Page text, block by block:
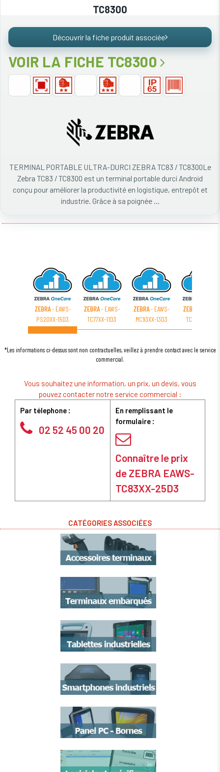
TC8300
Découvrir la fiche produit associée
VOIR LA FICHE TC8300
TERMINAL PORTABLE ULTRA-DURCI ZEBRA TC83 / TC8300Le
Zebra TC83 / TC8300 est un terminal portable durci Android
conçu pour améliorer la productivité en logistique, entrepôt et
industrie. Grâce à sa poignée ...
ZEBRA- EAWS-
PS20XX-15D3
ZEBRA- EAWS-
TC77XX-11D3
ZEBRA- EAWS-
MC93XX-13D3
ZEBRA
TC57XX-11D3
*Les informations ci-dessus sont non contractuelles, veillez à prendre contact avec le service
commercial.
Vous souhaitez une information, un prix, un devis, vous
pouvez contacter notre service commercial :
Par télephone :
02 52 45 00 20
En remplissant le
formulaire :
Connaître le prix
de ZEBRA EAWS-
TC83XX-25D3
CATÉGORIES ASSOCIÉES